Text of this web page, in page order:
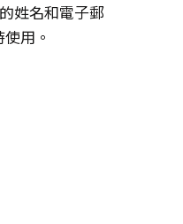
姓名和電子郵
用。